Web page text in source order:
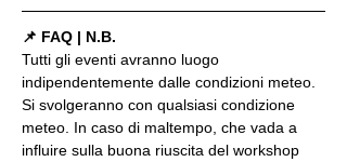
📌 FAQ | N.B.
Tutti gli eventi avranno luogo
indipendentemente dalle condizioni meteo.
Si svolgeranno con qualsiasi condizione
meteo. In caso di maltempo, che vada a
influire sulla buona riuscita del workshop